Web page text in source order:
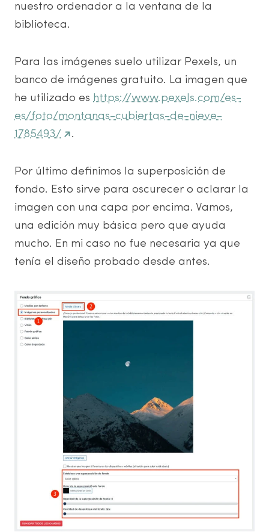
nuestro ordenador a la ventana de la
biblioteca.
Para las imágenes suelo utilizar Pexels, un
banco de imágenes gratuito. La imagen que
he utilizado es https://www.pexels.com/es-
es/foto/montanas-cubiertas-de-nieve-
1785493/
.
Por último definimos la superposición de
fondo. Esto sirve para oscurecer o aclarar la
imagen con una capa por encima. Vamos,
una edición muy básica pero que ayuda
mucho. En mi caso no fue necesaria ya que
tenía el diseño probado desde antes.